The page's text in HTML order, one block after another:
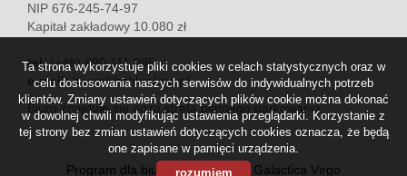
NIP 676-245-74-97
Kapitał zakładowy 10.080 zł
tel.(+48) 690 111 995
e-mail:biuro@hshkrakow.pl
Biuro znajduje się poza strefą płatnego parkowania.
Program dla biur nieruchomości Galactica Virgo
Ta strona wykorzystuje pliki cookies w celach statystycznych oraz w
celu dostosowania naszych serwisów do indywidualnych potrzeb
klientów. Zmiany ustawień dotyczących plików cookie można dokonać
w dowolnej chwili modyfikując ustawienia przeglądarki. Korzystanie z
tej strony bez zmian ustawień dotyczących cookies oznacza, że będą
one zapisane w pamięci urządzenia.
rozumiem